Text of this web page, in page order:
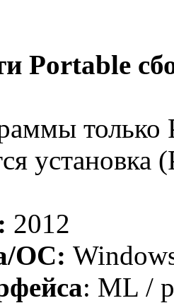
Portable
только
установка
2012
ОС:
: ML /